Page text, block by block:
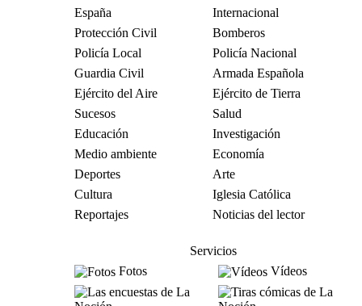
España
Internacional
Protección Civil
Bomberos
Policía Local
Policía Nacional
Guardia Civil
Armada Española
Ejército del Aire
Ejército de Tierra
Sucesos
Salud
Educación
Investigación
Medio ambiente
Economía
Deportes
Arte
Cultura
Iglesia Católica
Reportajes
Noticias del lector
Servicios
Fotos
Vídeos